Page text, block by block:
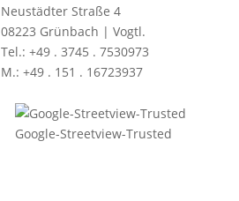
Neustädter Straße 4
08223 Grünbach | Vogtl.
Tel.: +49 . 3745 . 7530973
M.: +49 . 151 . 16723937
Google-Streetview-Trusted